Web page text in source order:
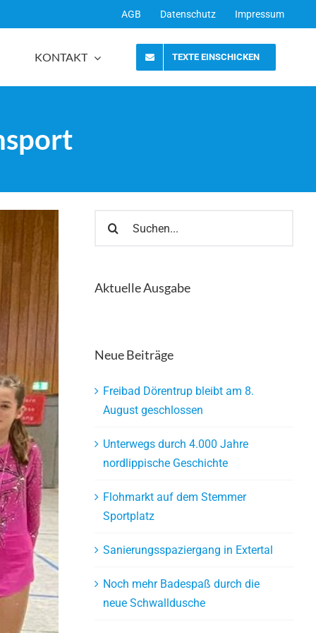
AGB Datenschutz Impressum
KONTAKT TEXTE EINSCHICKEN
nach:
Aktuelle Ausgabe
Neue Beiträge
Freibad Dörentrup bleibt am 8.
August geschlossen
Unterwegs durch 4.000 Jahre
nordlippische Geschichte
Flohmarkt auf dem Stemmer
Sportplatz
Sanierungsspaziergang in Extertal
Noch mehr Badespaß durch die
neue Schwalldusche